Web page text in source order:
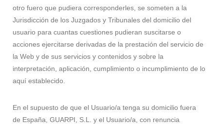
otro fuero que pudiera corresponderles, se someten a la
Jurisdicción de los Juzgados y Tribunales del domicilio del
usuario para cuantas cuestiones pudieran suscitarse o
acciones ejercitarse derivadas de la prestación del servicio de
la Web y de sus servicios y contenidos y sobre la
interpretación, aplicación, cumplimiento o incumplimiento de lo
aquí establecido.
En el supuesto de que el Usuario/a tenga su domicilio fuera
de España, GUARPI, S.L. y el Usuario/a, con renuncia